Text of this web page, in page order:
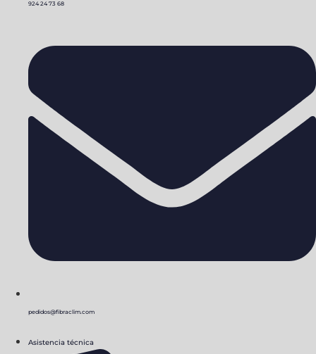
924 24 73 68
pedidos@fibraclim.com
Asistencia técnica